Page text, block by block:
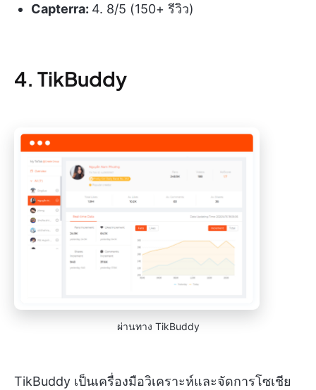
Capterra: 4. 8/5 (150+ รีวิว)
4. TikBuddy
ผ่านทาง TikBuddy
TikBuddy เป็นเครื่องมือวิเคราะห์และจัดการโซเชีย